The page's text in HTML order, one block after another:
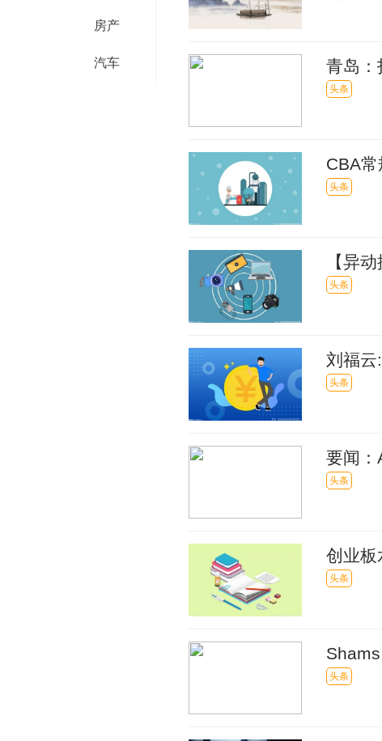
房产
汽车 青岛：
头条
CBA
头条
【异
创60日
头条
刘福云
头条
要闻：
（
头条
创业板
头条
绕小贾
头条